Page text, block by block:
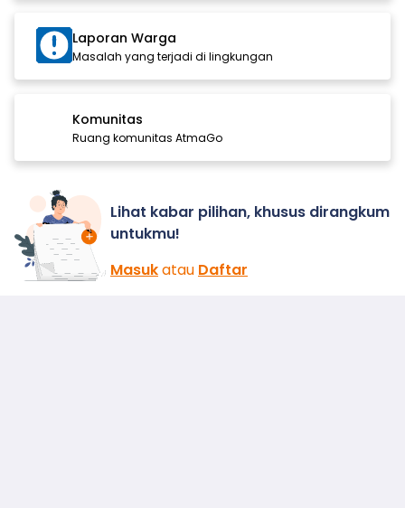
Laporan Warga
Masalah yang terjadi di lingkungan
Komunitas
Ruang komunitas AtmaGo
Lihat kabar pilihan, khusus dirangkum
untukmu!
Masukatau Daftar